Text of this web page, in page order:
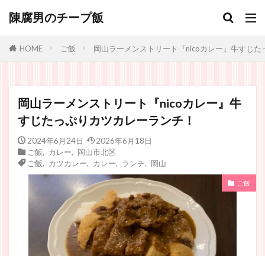
陳腐男のチープ飯
HOME ご飯 岡山ラーメンストリート『nicoカレー』牛すじ
岡山ラーメンストリート『nicoカレー』牛
すじたっぷりカツカレーランチ！
2024年6月24日
2026年6月18日
ご飯
カレー
岡山市北区
ご飯
カツカレー カレー ランチ 岡山
ご飯